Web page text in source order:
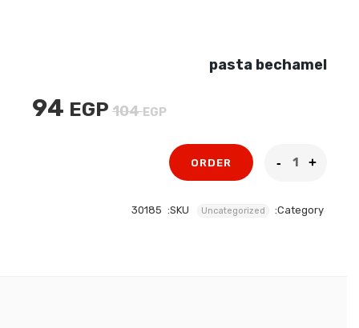
pasta bechamel
104EGP
السعر
94 EGP
ORDER
Category:
Uncategorized
SKU:
30185